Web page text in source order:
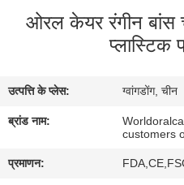
गुणवत्ता
नियंत्रण
ओरल केयर रंगीन बांस
प्लास्टिक
उत्पत्ति के प्लेस: ग्वांगडोंग, चीन
ब्रांड नाम:
customers
प्रमाणन: